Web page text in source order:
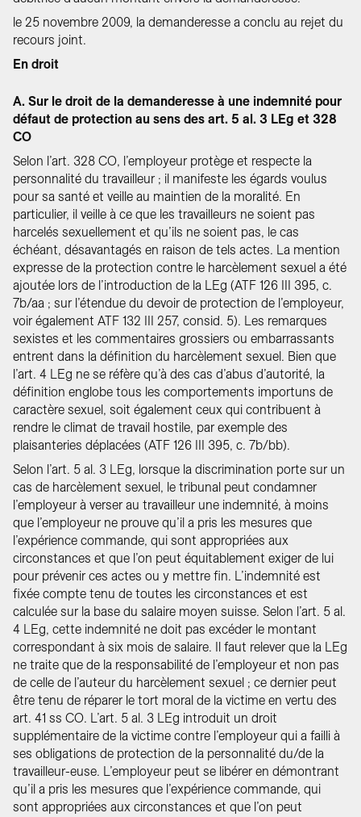
le 25 novembre 2009, la demanderesse a conclu au rejet du
recours joint.
En droit
A. Sur le droit de la demanderesse à une indemnité pour
défaut de protection au sens des art. 5 al. 3 LEg et 328
CO
Selon l’art. 328 CO, l’employeur protège et respecte la
personnalité du travailleur ; il manifeste les égards voulus
pour sa santé et veille au maintien de la moralité. En
particulier, il veille à ce que les travailleurs ne soient pas
harcelés sexuellement et qu’ils ne soient pas, le cas
échéant, désavantagés en raison de tels actes. La mention
expresse de la protection contre le harcèlement sexuel a été
ajoutée lors de l’introduction de la LEg (ATF 126 III 395, c.
7b/aa ; sur l’étendue du devoir de protection de l’employeur,
voir également ATF 132 III 257, consid. 5). Les remarques
sexistes et les commentaires grossiers ou embarrassants
entrent dans la définition du harcèlement sexuel. Bien que
l’art. 4 LEg ne se réfère qu’à des cas d’abus d’autorité, la
définition englobe tous les comportements importuns de
caractère sexuel, soit également ceux qui contribuent à
rendre le climat de travail hostile, par exemple des
plaisanteries déplacées (ATF 126 III 395, c. 7b/bb).
Selon l’art. 5 al. 3 LEg, lorsque la discrimination porte sur un
cas de harcèlement sexuel, le tribunal peut condamner
l’employeur à verser au travailleur une indemnité, à moins
que l’employeur ne prouve qu’il a pris les mesures que
l’expérience commande, qui sont appropriées aux
circonstances et que l’on peut équitablement exiger de lui
pour prévenir ces actes ou y mettre fin. L’indemnité est
fixée compte tenu de toutes les circonstances et est
calculée sur la base du salaire moyen suisse. Selon l’art. 5 al.
4 LEg, cette indemnité ne doit pas excéder le montant
correspondant à six mois de salaire. Il faut relever que la LEg
ne traite que de la responsabilité de l’employeur et non pas
de celle de l’auteur du harcèlement sexuel ; ce dernier peut
être tenu de réparer le tort moral de la victime en vertu des
art. 41 ss CO. L’art. 5 al. 3 LEg introduit un droit
supplémentaire de la victime contre l’employeur qui a failli à
ses obligations de protection de la personnalité du/de la
travailleur-euse. L’employeur peut se libérer en démontrant
qu’il a pris les mesures que l’expérience commande, qui
sont appropriées aux circonstances et que l’on peut